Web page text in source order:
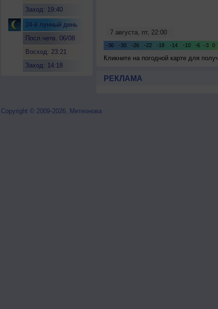
Заход: 19:40
24-й лунный день
Посл.четв. 06/08
Восход: 23:21
Заход: 14:18
Кликните на погодной карте для
РЕКЛАМА
Copyright © 2009-2026, Метеонова